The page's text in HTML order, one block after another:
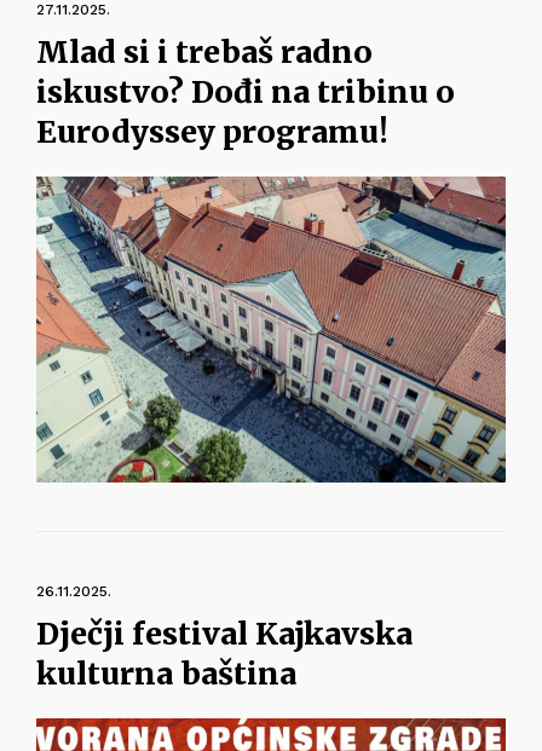
27.11.2025.
Mlad si i trebaš radno
iskustvo? Dođi na tribinu o
Eurodyssey programu!
26.11.2025.
Dječji festival Kajkavska
kulturna baština